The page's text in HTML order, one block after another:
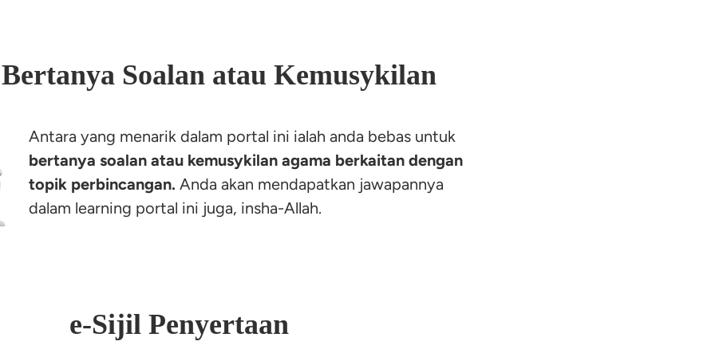
Soalan atau Kemusykilan
Antara yang menarik dalam portal ini ialah anda bebas untuk
bertanya soalan atau kemusykilan agama berkaitan dengan
topik perbincangan. Anda akan mendapatkan jawapannya
e-Sijil Penyertaan